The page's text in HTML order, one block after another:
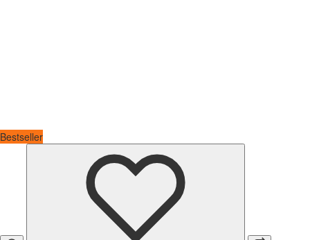
Bestseller